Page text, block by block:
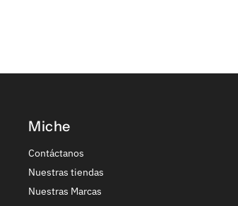
Miche
Contáctanos
Nuestras tiendas
Nuestras Marcas